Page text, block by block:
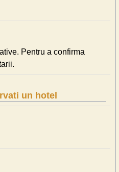
Pentru a confirma
un hotel